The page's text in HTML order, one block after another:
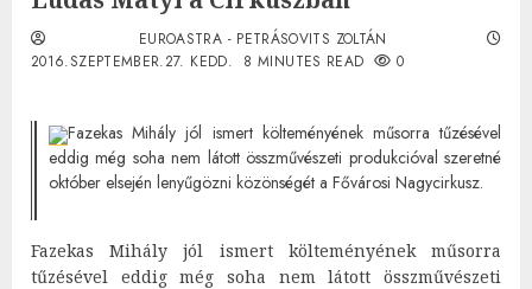
EUROASTRA - PETRÁSOVITS ZOLTÁN
2016.SZEPTEMBER.27. KEDD.
8 MINUTES READ 0
Fazekas Mihály jól ismert költeményének műsorra tűzésével
eddig még soha nem látott összművészeti produkcióval szeretné
október elsején lenyűgözni közönségét a Fővárosi Nagycirkusz.
Fazekas Mihály jól ismert költeményének műsorra
tűzésével eddig még soha nem látott összművészeti